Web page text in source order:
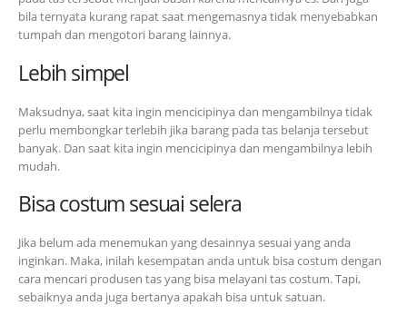
bila ternyata kurang rapat saat mengemasnya tidak menyebabkan
tumpah dan mengotori barang lainnya.
Lebih simpel
Maksudnya, saat kita ingin mencicipinya dan mengambilnya tidak
perlu membongkar terlebih jika barang pada tas belanja tersebut
banyak. Dan saat kita ingin mencicipinya dan mengambilnya lebih
mudah.
Bisa costum sesuai selera
Jika belum ada menemukan yang desainnya sesuai yang anda
inginkan. Maka, inilah kesempatan anda untuk bisa costum dengan
cara mencari produsen tas yang bisa melayani tas costum. Tapi,
sebaiknya anda juga bertanya apakah bisa untuk satuan.